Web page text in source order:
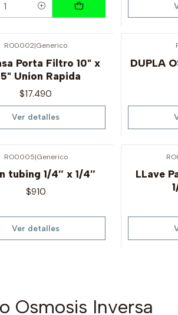
RO0002|Generico
Porta Filtro 10" x
Union Rapida
$17.490
Ver detalles
DUPLA
RO0005|Generico
tubing 1/4″ x 1/4″
$910
Ver detalles
LLave
Osmosis Inversa